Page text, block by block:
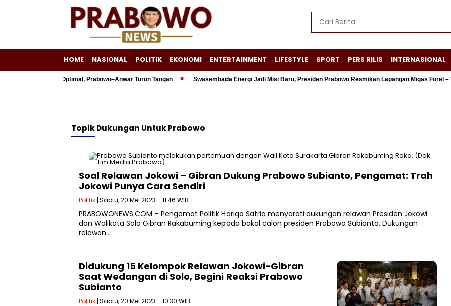
HOME NASIONAL POLITIK EKONOMI ENTERTAINMENT LIFESTYLE SPORT PERS RILIS INTERNASIONAL
Triliun Belum Optimal, Prabowo–Anwar Turun Tangan Swasembada Energi Jadi Misi Baru, Presiden Prabowo Resmikan Lapangan Migas Forel –
TopikDukungan Untuk Prabowo
Soal Relawan Jokowi – Gibran Dukung Prabowo Subianto, Pengamat: Trah
Jokowi Punya Cara Sendiri
Politik | Sabtu, 20 Mei 2023 - 11:46 WIB
PRABOWONEWS.COM – Pengamat Politik Hariqo Satria menyoroti dukungan relawan Presiden Jokowi
dan Walikota Solo Gibran Rakabuming kepada bakal calon presiden Prabowo Subianto. Dukungan
relawan…
Didukung 15 Kelompok Relawan Jokowi-Gibran
Saat Wedangan di Solo, Begini Reaksi Prabowo
Subianto
Politik | Sabtu, 20 Mei 2023 - 10:30 WIB